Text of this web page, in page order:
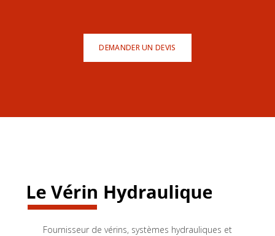
DEMANDER UN DEVIS
Fournisseur de vérins, systèmes hydrauliques et